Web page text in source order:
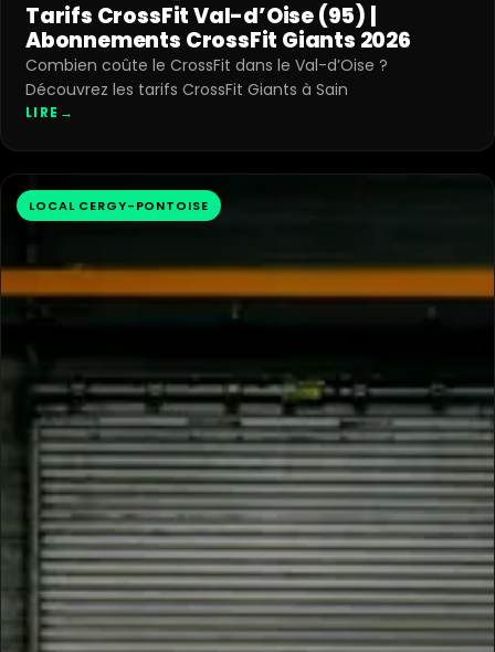
Tarifs CrossFit Val-d’Oise (95) |
Abonnements CrossFit Giants 2026
Combien coûte le CrossFit dans le Val-d’Oise ?
Découvrez les tarifs CrossFit Giants à Sain
LIRE →
LOCAL CERGY-PONTOISE